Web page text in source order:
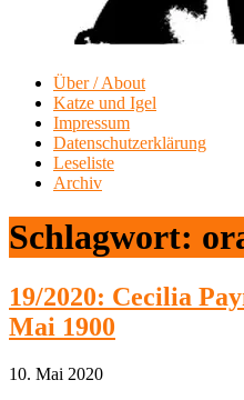
Über / About
Katze und Igel
Impressum
Datenschutzerklärung
Leseliste
Archiv
Schlagwort:
19/2020: Cecilia
Mai 1900
10. Mai 2020